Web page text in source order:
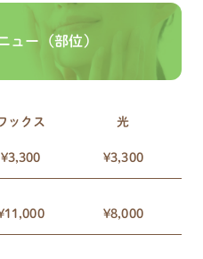
ュー（部位）
ックス 光
¥3,300 ¥3,300
¥8,000